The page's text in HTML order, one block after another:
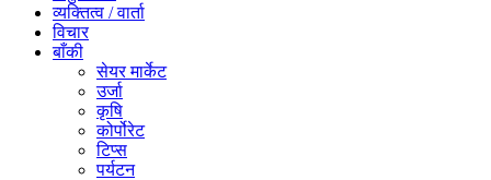
व्यक्तित्व / वार्ता
विचार
बाँकी
सेयर मार्केट
उर्जा
कृषि
कोर्पोरेट
टिप्स
पर्यटन